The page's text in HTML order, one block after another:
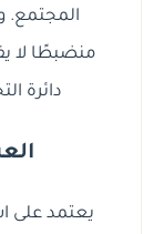
المجتمع.
منضبطًا لا
دائرة
يعتمد على